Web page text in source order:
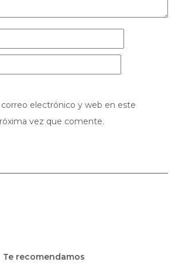
electrónico y web en este
vez que comente.
Te recomendamos